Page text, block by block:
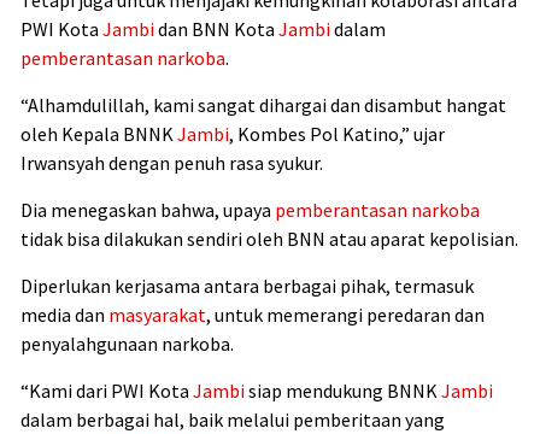
PWI Kota Jambidan BNN Kota Jambidalam
pemberantasan narkoba.
“Alhamdulillah, kami sangat dihargai dan disambut hangat
oleh Kepala BNNKJambi, Kombes Pol Katino,” ujar
Irwansyah dengan penuh rasa syukur.
Dia menegaskan bahwa, upaya pemberantasan narkoba
tidak bisa dilakukan sendiri oleh BNN atau aparat kepolisian.
Diperlukan kerjasama antara berbagai pihak, termasuk
media dan masyarakat, untuk memerangi peredaran dan
penyalahgunaan narkoba.
“Kami dari PWI Kota Jambisiap mendukung BNNKJambi
dalam berbagai hal, baik melalui pemberitaan yang